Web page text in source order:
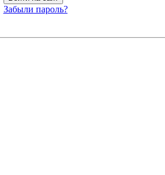
Забыли пароль?